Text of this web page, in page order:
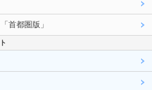
首都圏版」